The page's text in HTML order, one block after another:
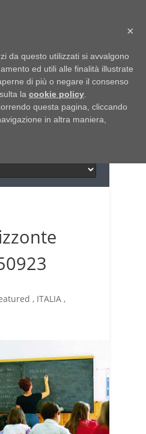
del lavoro
, ITALIA,
×
da questo utilizzati si avvalgono
ed utili alle finalità illustrate
di più o negare il consenso
la cookie policy
questa pagina, cliccando
in altra maniera,